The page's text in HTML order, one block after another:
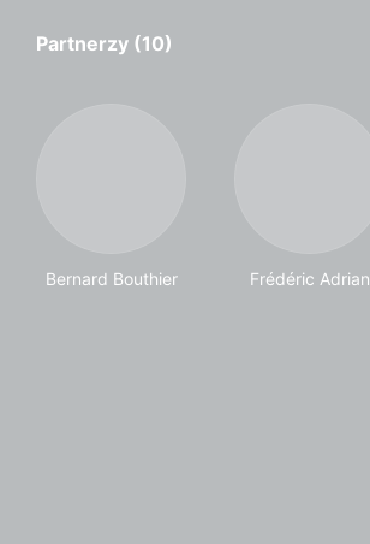
Partnerzy (10)
Bernard Bouthier Frédéric Adrian